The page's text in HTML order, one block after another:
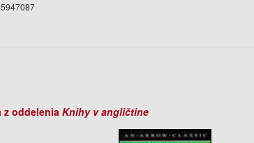
z oddeleniaKnihy v angličtine